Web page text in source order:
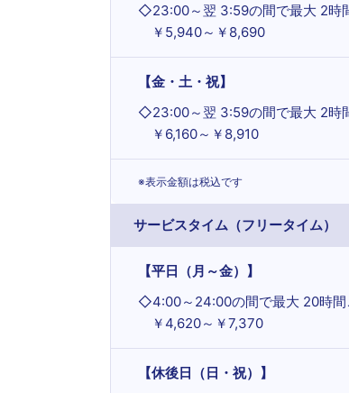
◇23:00～翌 3:59の間で最大 2時
￥5,940～￥8,690
【金・土・祝】
◇23:00～翌 3:59の間で最大 2時
￥6,160～￥8,910
※表示金額は税込です
サービスタイム（フリータイム）
【平日（月～金）】
◇4:00～24:00の間で最大 20時間
￥4,620～￥7,370
【休後日（日・祝）】